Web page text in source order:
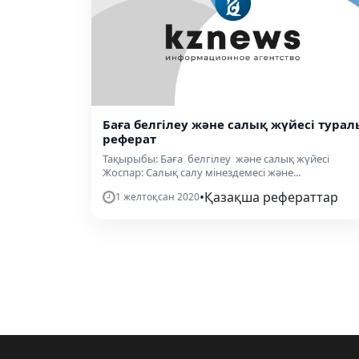
Баға белгілеу және салық жүйесі
реферат
Тақырыбы: Баға белгілеу және салық жүйесі
Жоспар: Салық салу мінездемесі және...
1 желтоқсан 2020•Қазақша рефераттар